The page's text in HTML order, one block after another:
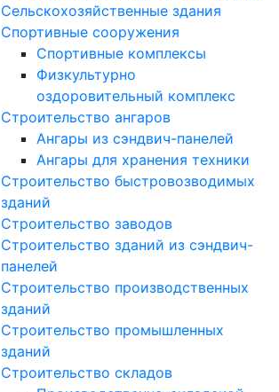
Сельскохозяйственные здания
Спортивные сооружения
Спортивные комплексы
Физкультурно
оздоровительный комплекс
Строительство ангаров
Ангары из сэндвич-панелей
Ангары для хранения техники
Строительство быстровозводимых
зданий
Строительство заводов
Строительство зданий из сэндвич-
панелей
Строительство производственных
зданий
Строительство промышленных
зданий
Строительство складов